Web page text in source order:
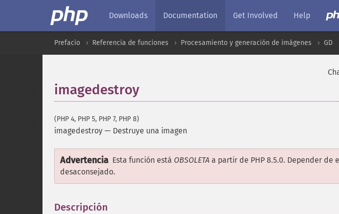
Downloads Documentation Get Involved Help
Prefacio Referencia de funciones Procesamiento y generación de imágenes GD
imagedestroy
(PHP 4, PHP 5, PHP 7, PHP 8)
imagedestroy — Destruye una imagen
Advertencia Esta función está OBSOLETA a partir de PHP 8.5.0. Depender de
desaconsejado.
Descripción